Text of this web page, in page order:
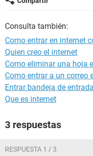
Consulta también:
Como entrar en internet
Quien creo el internet
Como eliminar una hoja
Como entrar a un correo
Entrar bandeja de
Que es internet
3 respuestas
RESPUESTA 1 / 3